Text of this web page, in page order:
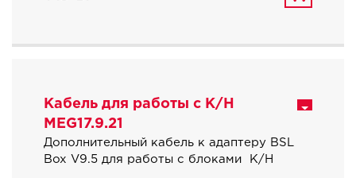
Кабель для работы с К/Н
MEG17.9.21
Дополнительный кабель к адаптеру BSL
Box V9.5 для работы с блоками К/Н